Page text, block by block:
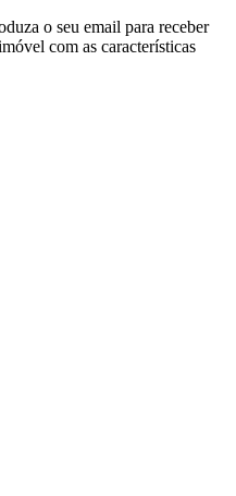
o seu email para receber
com as características